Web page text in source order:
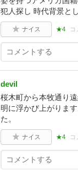
犯人探し 時代背景と
ナイス ★4 コ
devil
桜木町から本牧通り
明に浮かび上がりま
た。
ナイス ★4 コ